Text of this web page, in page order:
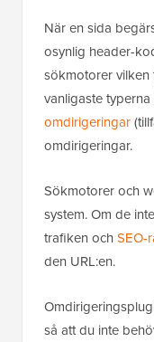
När en sida
osynlig header-
sökmotorer
vanligaste
omdirigeringar
omdirigeringar.
Sökmotorer och
system. Om de
trafiken ochSEO-
den URL:en.
så att du inte